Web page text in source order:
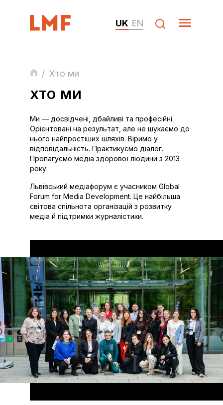
UK EN
/ Хто ми
ХТО МИ
Ми — досвідчені, дбайливі та професійні.
Орієнтовані на результат, але не шукаємо до
нього найпростіших шляхів. Віримо у
відповідальність. Практикуємо діалог.
Пропагуємо медіа здорової людини з 2013
року.
Львівський медіафорум є учасником Global
Forum for Media Development. Це найбільша
світова спільнота організацій з розвитку
медіа й підтримки журналістики.